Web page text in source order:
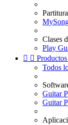
Clases
Play
  Productos
Todos
Guitar
Guitar